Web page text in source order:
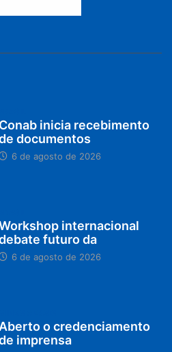
Conab inicia recebimento
documentos
6 de agosto de 2026
internacional
futuro da
6 de agosto de 2026
Aberto o credenciamento
imprensa